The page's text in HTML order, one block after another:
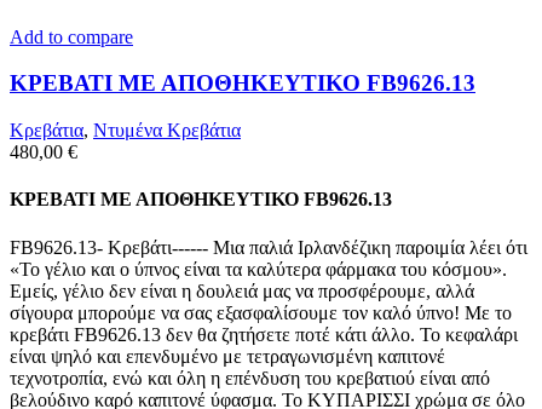
Add to compare
ΚΡΕΒΑΤΙ ΜΕ ΑΠΟΘΗΚΕΥΤΙΚΟ FB9626.13
Κρεβάτια, Ντυμένα Κρεβάτια
480,00 €
ΚΡΕΒΑΤΙ ΜΕ ΑΠΟΘΗΚΕΥΤΙΚΟ FB9626.13
FB9626.13- Κρεβάτι------ Μια παλιά Ιρλανδέζικη παροιμία λέει ότι
«Το γέλιο και ο ύπνος είναι τα καλύτερα φάρμακα του κόσμου».
Εμείς, γέλιο δεν είναι η δουλειά μας να προσφέρουμε, αλλά
σίγουρα μπορούμε να σας εξασφαλίσουμε τον καλό ύπνο! Με το
κρεβάτι FB9626.13 δεν θα ζητήσετε ποτέ κάτι άλλο. Το κεφαλάρι
είναι ψηλό και επενδυμένο με τετραγωνισμένη καπιτονέ
τεχνοτροπία, ενώ και όλη η επένδυση του κρεβατιού είναι από
βελούδινο καρό καπιτονέ ύφασμα. Το ΚΥΠΑΡΙΣΣΙ χρώμα σε όλο